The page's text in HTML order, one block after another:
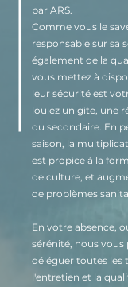
par ARS.
Comme vous le
responsable sur sa
également de la
vous mettez à
leur sécurité est
louiez un gite, une
ou secondaire. En
saison, la
est propice à la
de culture, et
de problèmes
En votre absence,
sérénité, nous
déléguer toutes les
l'entretien et la